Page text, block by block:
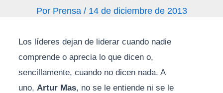
Por Prensa / 14 de diciembre de 2013
Los líderes dejan de liderar cuando nadie
comprende o aprecia lo que dicen o,
sencillamente, cuando no dicen nada. A
uno, Artur Mas, no se le entiende ni se le